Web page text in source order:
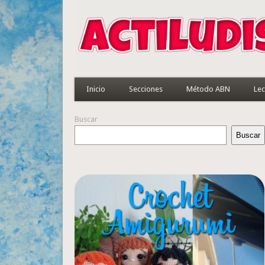
Inicio Secciones Método ABN
Buscar
Buscar